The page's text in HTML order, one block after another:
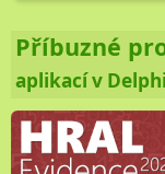
Příbuzné
aplikací v